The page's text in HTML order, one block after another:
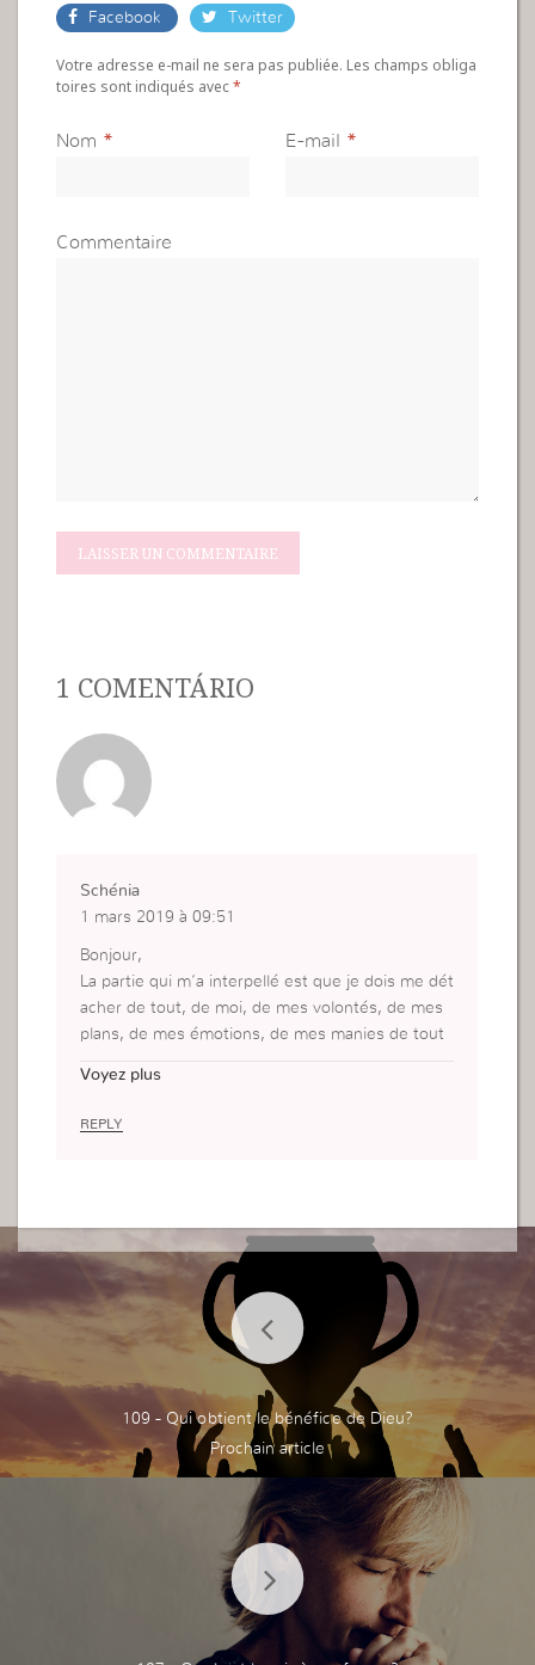
Facebook Twitter
Votre adresse e-mail ne sera pas publiée. Les champs obliga
toires sont indiqués avec*
Nom * E-mail *
Commentaire
1 COMENTÁRIO
Schénia
1 mars 2019 à 09:51
Bonjour,
La partie qui m’a interpellé est que je dois me dét
acher de tout, de moi, de mes volontés, de mes
plans, de mes émotions, de mes manies de tout
Voyez plus
REPLY
109 - Qui obtient le bénéfice de Dieu?